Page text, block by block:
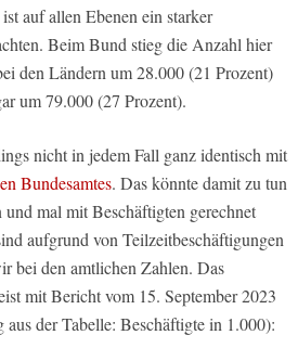
auf allen Ebenen ein starker
Beim Bund stieg die Anzahl hier
den Ländern um 28.000 (21 Prozent)
um 79.000 (27 Prozent).
nicht in jedem Fall ganz identisch mit
Bundesamtes. Das könnte damit zu tun
mal mit Beschäftigten gerechnet
aufgrund von Teilzeitbeschäftigungen
bei den amtlichen Zahlen. Das
mit Bericht vom 15. September 2023
der Tabelle: Beschäftigte in 1.000):